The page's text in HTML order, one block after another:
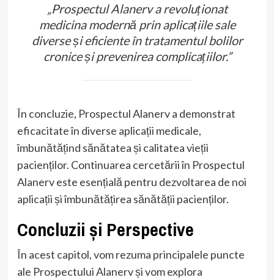
„Prospectul Alanerv a revoluționat
medicina modernă prin aplicațiile sale
diverse și eficiente în tratamentul bolilor
cronice și prevenirea complicațiilor.”
În concluzie, Prospectul Alanerv a demonstrat
eficacitate în diverse aplicații medicale,
îmbunătățind sănătatea și calitatea vieții
pacienților. Continuarea cercetării în Prospectul
Alanerv este esențială pentru dezvoltarea de noi
aplicații și îmbunătățirea sănătății pacienților.
Concluzii și Perspective
În acest capitol, vom rezuma principalele puncte
ale Prospectului Alanerv și vom explora